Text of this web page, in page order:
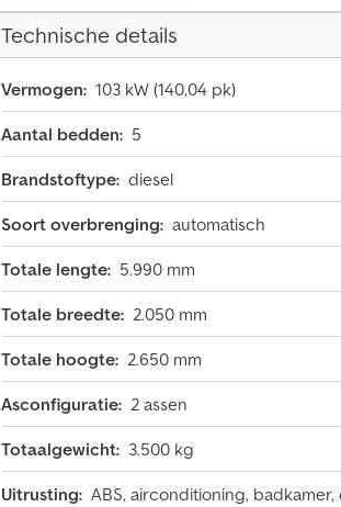
Technische details
Vermogen: 103 kW (140,04 pk)
Aantal bedden: 5
Brandstoftype: diesel
Soort overbrenging: automatisch
Totale lengte: 5.990 mm
Totale breedte: 2.050 mm
Totale hoogte: 2.650 mm
Asconfiguratie: 2 assen
Totaalgewicht: 3.500 kg
Uitrusting: ABS, airconditioning,